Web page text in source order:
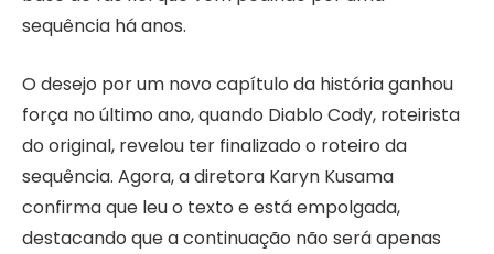
sequência há anos.
O desejo por um novo capítulo da história ganhou
força no último ano, quando Diablo Cody, roteirista
do original, revelou ter finalizado o roteiro da
sequência. Agora, a diretora Karyn Kusama
confirma que leu o texto e está empolgada,
destacando que a continuação não será apenas